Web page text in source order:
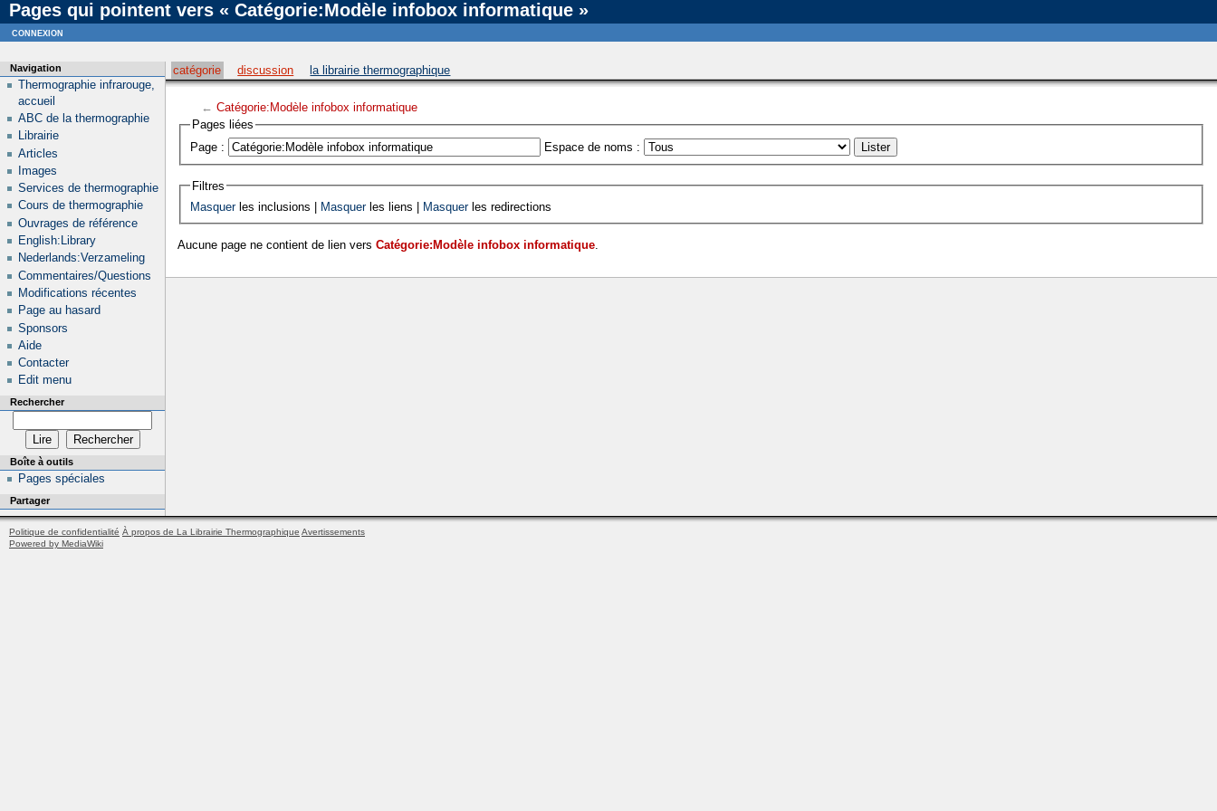
Notice: Undefined index: viewsource in/home/u169543546/domains/thethermograpiclibrary.org/public_html/extensions/HideVariousTabsFromUnauthorizedUsers.php
Pages qui pointent vers « Catégorie:Modèle infobox informatique »
catégorie discussion la librairie thermographique
← Catégorie:Modèle infobox informatique
Pages liées
Page :
Espace de noms :
Filtres
Masquerles inclusions | Masquerles liens | Masquerles redirections
Aucune page ne contient de lien vers Catégorie:Modèle infobox informatique.
Navigation
Thermographie infrarouge,
accueil
ABC de la thermographie
Librairie
Articles
Images
Services de thermographie
Cours de thermographie
Ouvrages de référence
English:Library
Nederlands:Verzameling
Commentaires/Questions
Modifications récentes
Page au hasard
Sponsors
Aide
Contacter
Edit menu
Rechercher
Boîte à outils
Pages spéciales
Partager
connexion
Politique de confidentialité À propos de La Librairie Thermographique Avertissements
Powered by MediaWiki